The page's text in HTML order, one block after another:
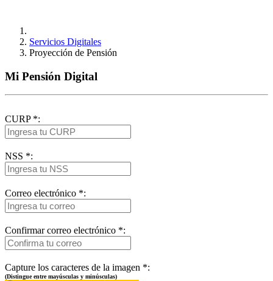
Servicios Digitales
Proyección de Pensión
Mi Pensión Digital
CURP *:
NSS *:
Correo electrónico *:
Confirmar correo electrónico *:
Capture los caracteres de la imagen *:
(Distingue entre mayúsculas y minúsculas)